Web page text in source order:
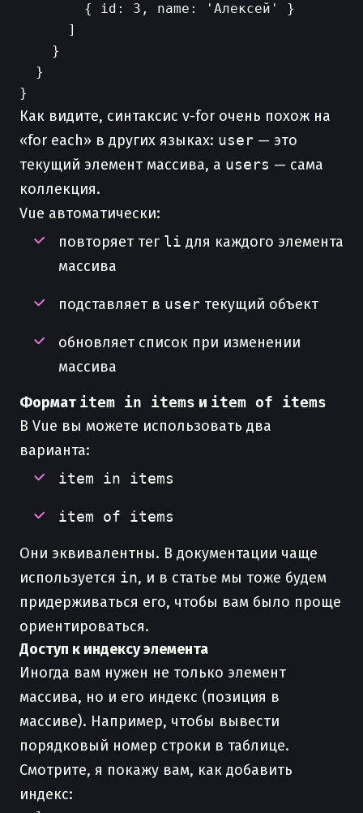
        { id: 3, name: 'Алексей' }
      ]
    }
  }
Как видите, синтаксис v-for очень похож на
«for each» в других языках: user — это
текущий элемент массива, а users — сама
коллекция.
Vue автоматически:
повторяет тег li для каждого элемента
массива
подставляет в user текущий объект
обновляет список при изменении
массива
Формат item in items и item of items
В Vue вы можете использовать два
варианта:
item in items
item of items
Они эквивалентны. В документации чаще
используется in, и в статье мы тоже будем
придерживаться его, чтобы вам было проще
ориентироваться.
Доступ к индексу элемента
Иногда вам нужен не только элемент
массива, но и его индекс (позиция в
массиве). Например, чтобы вывести
порядковый номер строки в таблице.
Смотрите, я покажу вам, как добавить
индекс: